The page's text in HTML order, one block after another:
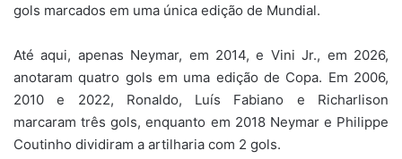
gols marcados em uma única edição de Mundial.
Até aqui, apenas Neymar, em 2014, e Vini Jr., em 2026,
anotaram quatro gols em uma edição de Copa. Em 2006,
2010 e 2022, Ronaldo, Luís Fabiano e Richarlison
marcaram três gols, enquanto em 2018 Neymar e Philippe
Coutinho dividiram a artilharia com 2 gols.